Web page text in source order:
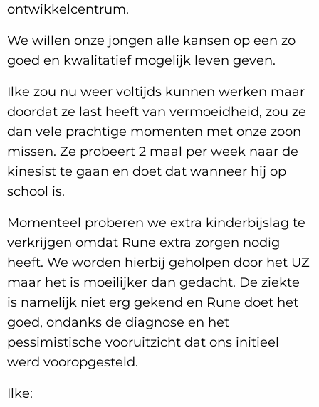
ontwikkelcentrum.
We willen onze jongen alle kansen op een zo
goed en kwalitatief mogelijk leven geven.
Ilke zou nu weer voltijds kunnen werken maar
doordat ze last heeft van vermoeidheid, zou ze
dan vele prachtige momenten met onze zoon
missen. Ze probeert 2 maal per week naar de
kinesist te gaan en doet dat wanneer hij op
school is.
Momenteel proberen we extra kinderbijslag te
verkrijgen omdat Rune extra zorgen nodig
heeft. We worden hierbij geholpen door het UZ
maar het is moeilijker dan gedacht. De ziekte
is namelijk niet erg gekend en Rune doet het
goed, ondanks de diagnose en het
pessimistische vooruitzicht dat ons initieel
werd vooropgesteld.
Ilke: